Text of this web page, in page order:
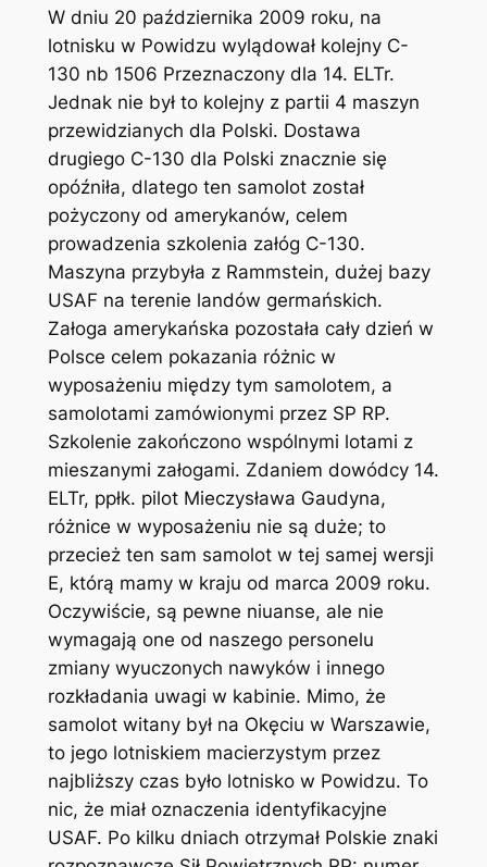
W dniu 20 października 2009 roku, na
lotnisku w Powidzu wylądował kolejny C-
130 nb 1506 Przeznaczony dla 14. ELTr.
Jednak nie był to kolejny z partii 4 maszyn
przewidzianych dla Polski. Dostawa
drugiego C-130 dla Polski znacznie się
opóźniła, dlatego ten samolot został
pożyczony od amerykanów, celem
prowadzenia szkolenia załóg C-130.
Maszyna przybyła z Rammstein, dużej bazy
USAF na terenie landów germańskich.
Załoga amerykańska pozostała cały dzień w
Polsce celem pokazania różnic w
wyposażeniu między tym samolotem, a
samolotami zamówionymi przez SP RP.
Szkolenie zakończono wspólnymi lotami z
mieszanymi załogami. Zdaniem dowódcy 14.
ELTr, ppłk. pilot Mieczysława Gaudyna,
różnice w wyposażeniu nie są duże; to
przecież ten sam samolot w tej samej wersji
E, którą mamy w kraju od marca 2009 roku.
Oczywiście, są pewne niuanse, ale nie
wymagają one od naszego personelu
zmiany wyuczonych nawyków i innego
rozkładania uwagi w kabinie. Mimo, że
samolot witany był na Okęciu w Warszawie,
to jego lotniskiem macierzystym przez
najbliższy czas było lotnisko w Powidzu. To
nic, że miał oznaczenia identyfikacyjne
USAF. Po kilku dniach otrzymał Polskie znaki